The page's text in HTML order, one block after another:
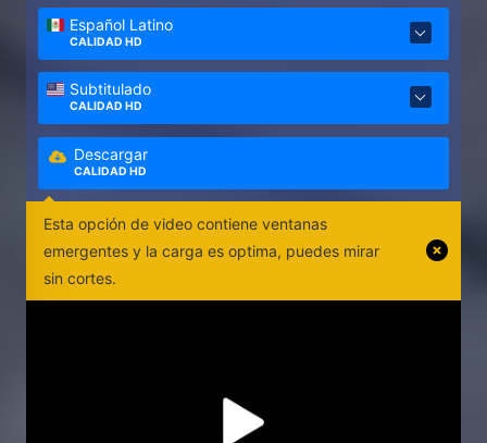
Español Latino
CALIDAD HD
Subtitulado
CALIDAD HD
Descargar
CALIDAD HD
Esta opción de video contiene ventanas
emergentes y la carga es optima, puedes mirar
sin cortes.